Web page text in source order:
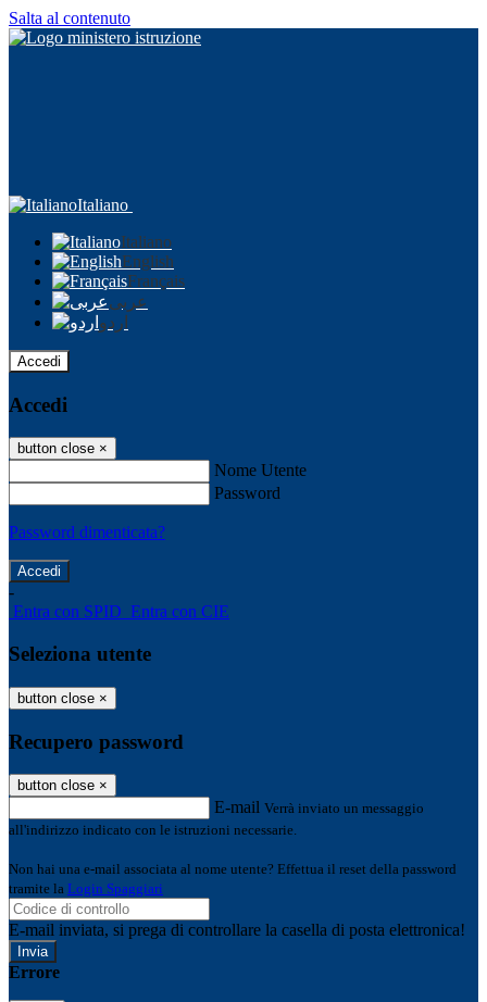
Salta al contenuto
Italiano
Italiano
English
Français
عربى
اردو
Accedi
Accedi
button close ×
Nome Utente
Password
Password dimenticata?
-
Entra con SPID Entra con CIE
Seleziona utente
button close ×
Recupero password
button close ×
E-mail Verrà inviato un messaggio
all'indirizzo indicato con le istruzioni necessarie.
Non hai una e-mail associata al nome utente? Effettua il reset della password
tramite la Login Spaggiari
E-mail inviata, si prega di controllare la casella di posta elettronica!
Errore